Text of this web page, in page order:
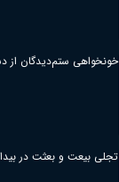
خونخواهی ستم‌دیدگان از
تجلی بیعت و بعثت در